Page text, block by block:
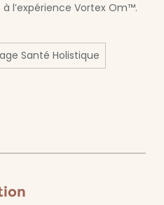
l’expérience Vortex Om™.
Santé Holistique